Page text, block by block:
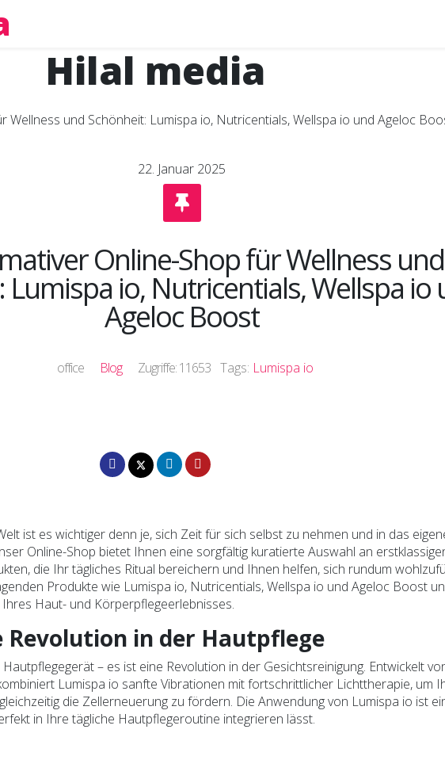
Hilal media
22. Januar 2025
Online-Shop für Wellness und
Lumispa io, Nutricentials, Wellspa io
Ageloc Boost
office Blog Zugriffe: 11653 Tags: Lumispa io
ist es wichtiger denn je, sich Zeit für sich selbst zu nehmen und in das
Online-Shop bietet Ihnen eine sorgfältig kuratierte Auswahl an
die Ihr tägliches Ritual bereichern und Ihnen helfen, sich rundum
Produkte wie Lumispa io, Nutricentials, Wellspa io und Ageloc Boost
Haut- und Körperpflegeerlebnisses.
Revolution in der Hautpflege
– es ist eine Revolution in der Gesichtsreinigung. Entwickelt
Lumispa io sanfte Vibrationen mit fortschrittlicher Lichttherapie, um
die Zellerneuerung zu fördern. Die Anwendung von Lumispa io ist
in Ihre tägliche Hautpflegeroutine integrieren lässt.